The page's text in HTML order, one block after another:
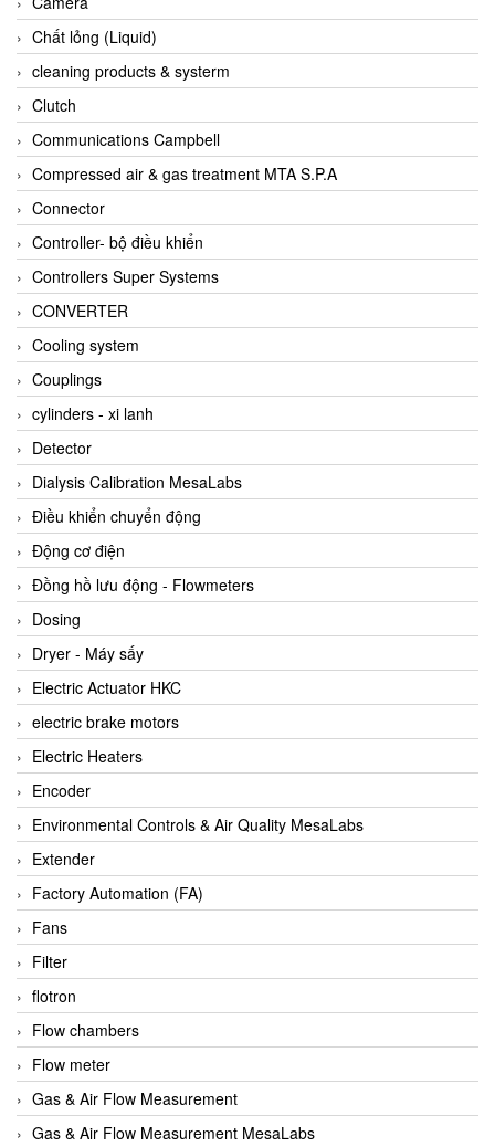
AI-Tek Vietnam
Akerstroms Viet Nam
AKO Armaturen & Separationstechnik
AKO Armaturen & Separationstechnik Vietnam
AKUSENSE
ALA OFFICINE SPA
Albrecht-Automatik Viet Nam
Allen Bradley Vietnam
Alpha Moisture Vietnam
Alpha-Achem Vietnam
Alphino
ALRE-IT Vietnam
Altech
Amarillo Gear
Ametek
AMPTRON Vietnam
AND Vietnam
ANDERSON-NEGELE
ANDILOG Technologies Vietnam
Anritsu
ANTEC S.A
Antico pumps
Anybus/ HMS
AOBEN
Apex Dynamics Vietnam
Apex Dynamics Vietnam
Apiste
APLISENS VietNam
Apollo Fire
Appleton
AQ Matic
Aqualabo Vietnam
Aquametro
Chất lỏng (Liquid)
cleaning products & systerm
Clutch
Communications Campbell
Compressed air & gas treatment MTA S.P.A
Connector
Controller- bộ điều khiển
Controllers Super Systems
CONVERTER
Cooling system
Couplings
cylinders - xi lanh
Detector
Dialysis Calibration MesaLabs
Điều khiển chuyển động
Động cơ điện
Đồng hồ lưu động - Flowmeters
Dosing
Dryer - Máy sấy
Electric Actuator HKC
electric brake motors
Electric Heaters
Encoder
Environmental Controls & Air Quality MesaLabs
Extender
Factory Automation (FA)
Fans
Filter
flotron
Flow chambers
Flow meter
Gas & Air Flow Measurement
Gas & Air Flow Measurement MesaLabs